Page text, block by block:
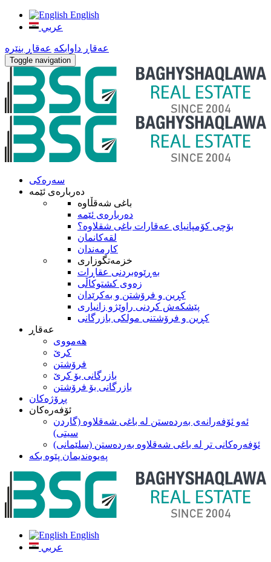
English
عربي
عه‌قاڕ داوابكه عه‌قاڕ بنێره
Toggle navigation
سه‌ره‌کی
ده‌رباره‌ی ئێمه
باغی شەقڵاوە
ده‌رباره‌ی ئێمه
بۆچى كۆمپانياى عەقارات باغی شقلاوە؟
لقه‌كانمان
كارمه‌ندان
خزمه‌تگوزاری
بەڕێوەبردنی عقاڕات
زەوی کشتوکاڵی
كڕين و فرۆشتن و به‌كرێدان
پێشکەش کردنی راوێژو زانیاری
کڕین و فرۆشتنی مولکی بازرگانی
عه‌قاڕ
هه‌مووی
کرێ
فرۆشتن
بازرگانی بۆ كرێ
بازرگانی بۆ فرۆشتن
پڕۆژه‌كان
ئۆفەرەکان
ئەو ئۆفەرانەی بەردەستن لە با‌غی شەقلاوە (گاردن
سیتی)
ئۆفەرەکانی تر لە باغی شەقلاوە بەردەستن (سلێمانی)
په‌یوه‌ندیمان پێوه‌ بکه
English
عربي